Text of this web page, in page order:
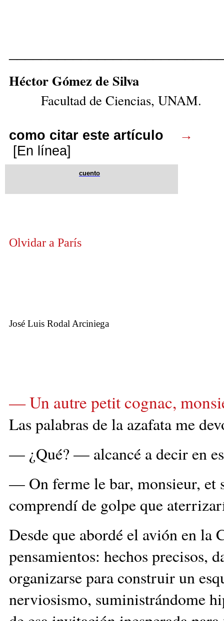
Héctor
Facultad de Ciencias, UNAM.
como citar este artículo
→
[En línea]
cuento
Olvidar a París
José Luis Rodal Arciniega
— Un autre petit cognac,
Las palabras de la azafata me
— ¿Qué? — alcancé a decir en
— On ferme le bar, monsieur,
comprendí de golpe que
Desde que abordé el avión en
pensamientos: hechos precisos,
organizarse para construir un
nerviosismo, suministrándome